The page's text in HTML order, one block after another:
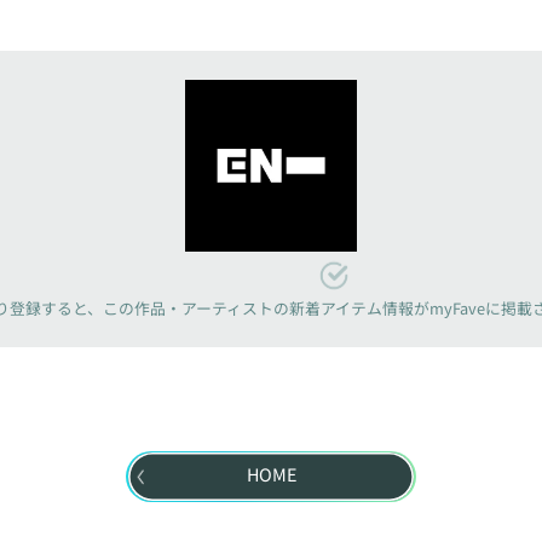
録すると、 この作品・アーティストの新着アイテム情報がmyFaveに掲載
HOME